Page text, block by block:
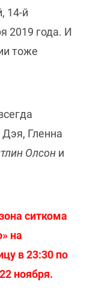
14-й
2019 года. И
тоже
Гленна
Олсон и
ситкома
на
в 23:30 по
ноября.